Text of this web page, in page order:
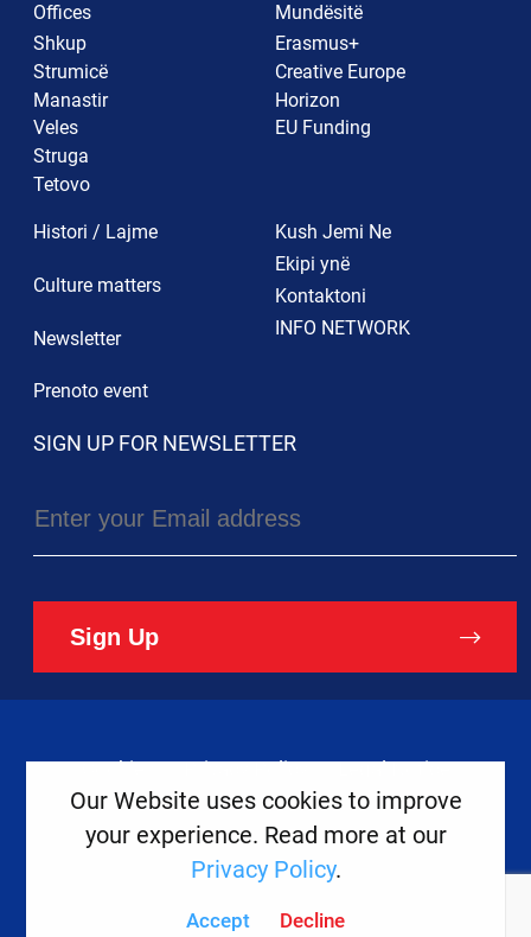
Offices
Shkup
Strumicë
Manastir
Veles
Struga
Tetovo
Mundësitë
Erasmus+
Creative Europe
Horizon
EU Funding
Histori / Lajme
Culture matters
Newsletter
Prenoto event
Kush Jemi Ne
Ekipi ynë
Kontaktoni
INFO NETWORK
SIGN UP FOR NEWSLETTER
Sign Up
Copyright ©2026Europe House
Cookies Privacy Policy Legal Notice
Developed
Digital
Our Website uses cookies to improve
your experience. Read more at our
Privacy Policy.
Accept Decline